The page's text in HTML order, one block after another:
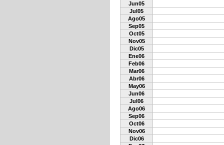
Jun05
Jul05
Ago05
Sep05
Oct05
Nov05
Dic05
Ene06
Feb06
Mar06
Abr06
May06
Jun06
Jul06
Ago06
Sep06
Oct06
Nov06
Dic06